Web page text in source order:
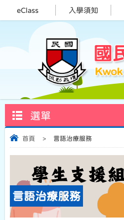
eClass 入學須知
選單
首頁 > 言語治療服務
言語治療服務